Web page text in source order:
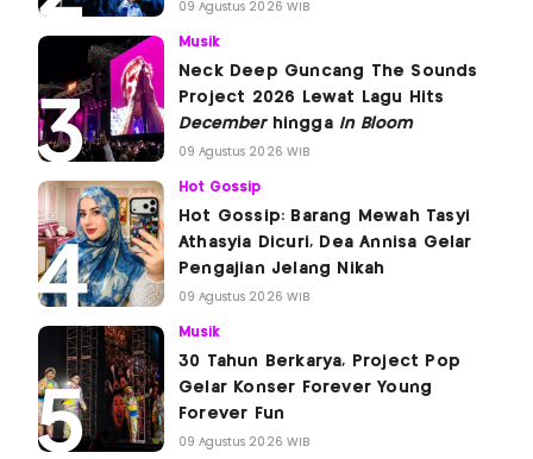
09 Agustus 2026 WIB
Musik
Neck Deep Guncang The Sounds
Project 2026 Lewat Lagu Hits
Decemberhingga In Bloom
09 Agustus 2026 WIB
Hot Gossip
Hot Gossip: Barang Mewah Tasyi
Athasyia Dicuri, Dea Annisa Gelar
Pengajian Jelang Nikah
09 Agustus 2026 WIB
Musik
30 Tahun Berkarya, Project Pop
Gelar Konser Forever Young
Forever Fun
09 Agustus 2026 WIB